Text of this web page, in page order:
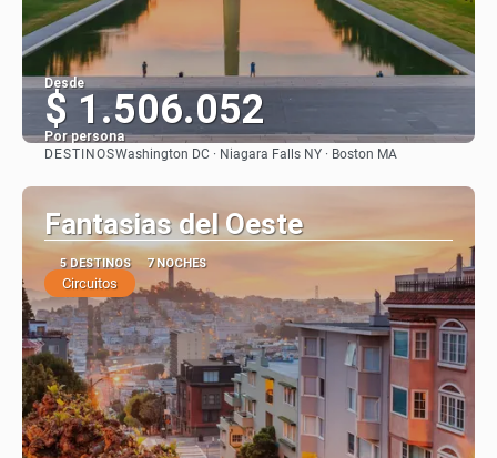
Desde
$ 1.506.052
Por persona
Ver
DESTINOSWashington DC · Niagara Falls NY · Boston MA
Fantasias del Oeste
5 DESTINOS 7 NOCHES
Circuitos